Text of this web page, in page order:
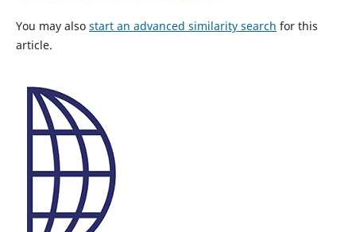
You may also start an advanced similarity search for this
article.